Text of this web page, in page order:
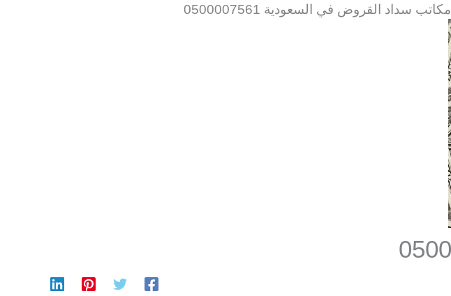
مكاتب سداد القروض في السعودية 0500007561